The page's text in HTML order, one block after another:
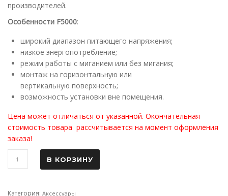
производителей.
Особенности F5000:
широкий диапазон питающего напряжения;
низкое энергопотребление;
режим работы с миганием или без мигания;
монтаж на горизонтальную или
вертикальную поверхность;
возможность установки вне помещения.
Цена может отличаться от указанной. Окончательная
стоимость товара рассчитывается на момент оформления
заказа!
В КОРЗИНУ
Категория: Аксессуары